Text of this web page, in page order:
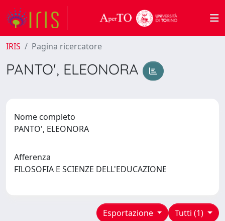
IRIS Pagina ricercatore
PANTO', ELEONORA
Nome completo
PANTO', ELEONORA
Afferenza
FILOSOFIA E SCIENZE DELL'EDUCAZIONE
Tutti (1)
Esportazione